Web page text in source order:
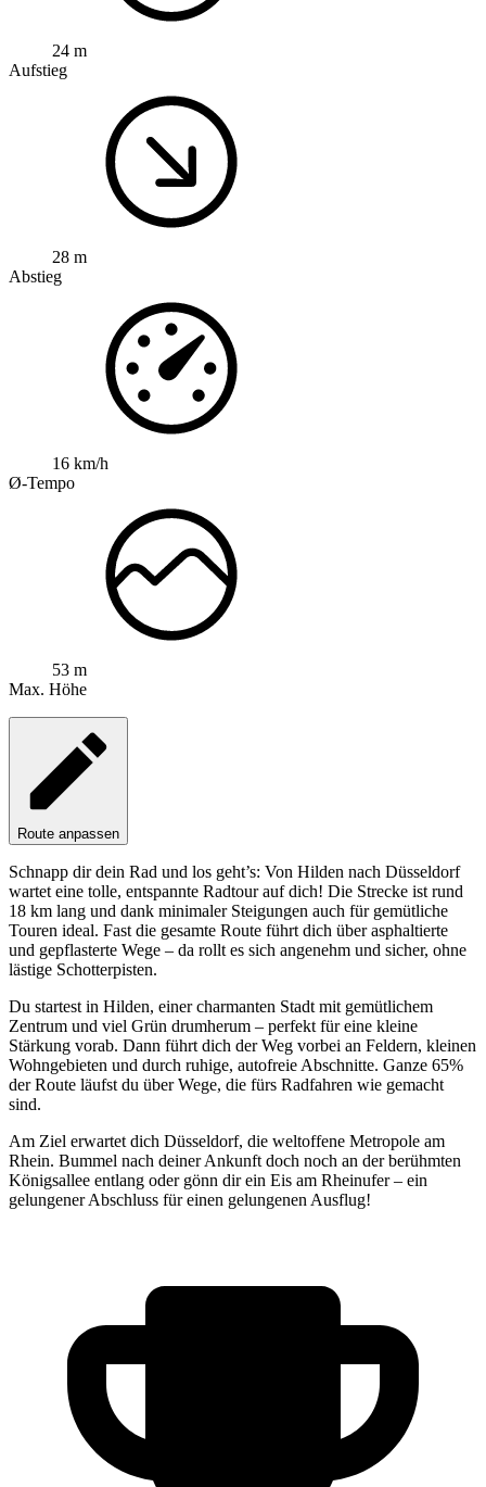
24 m
Aufstieg
28 m
Abstieg
16 km/h
Ø-Tempo
53 m
Max. Höhe
Route anpassen
Schnapp dir dein Rad und los geht’s: Von Hilden nach Düsseldorf
wartet eine tolle, entspannte Radtour auf dich! Die Strecke ist rund
18 km lang und dank minimaler Steigungen auch für gemütliche
Touren ideal. Fast die gesamte Route führt dich über asphaltierte
und gepflasterte Wege – da rollt es sich angenehm und sicher, ohne
lästige Schotterpisten.
Du startest in Hilden, einer charmanten Stadt mit gemütlichem
Zentrum und viel Grün drumherum – perfekt für eine kleine
Stärkung vorab. Dann führt dich der Weg vorbei an Feldern, kleinen
Wohngebieten und durch ruhige, autofreie Abschnitte. Ganze 65%
der Route läufst du über Wege, die fürs Radfahren wie gemacht
sind.
Am Ziel erwartet dich Düsseldorf, die weltoffene Metropole am
Rhein. Bummel nach deiner Ankunft doch noch an der berühmten
Königsallee entlang oder gönn dir ein Eis am Rheinufer – ein
gelungener Abschluss für einen gelungenen Ausflug!